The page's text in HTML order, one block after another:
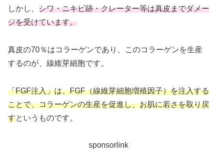
しかし、 シワ・ニキビ跡・クレーター等は真皮までダメー
ジを受けています。
真皮の70％はコラーゲンであり、このコラーゲンを生産
するのが、線維芽細胞です。
「FGF注入」は、FGF（線維芽細胞増殖因子）を注入する
ことで、コラーゲンの生産を促進し、お肌に若さを取り戻
すというものです。
sponsorlink